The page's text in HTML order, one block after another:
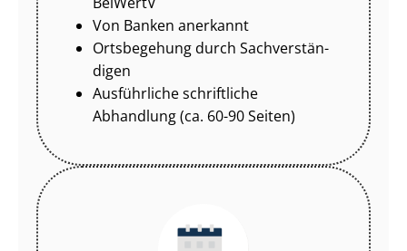
Von Banken anerkannt
Ortsbegehung durch Sach­ver­stän­
di­gen
Ausführliche schriftliche
Abhandlung (ca. 60-90 Seiten)